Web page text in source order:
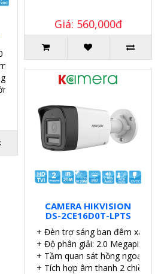
dẫn, Ốc vít tắc kê.
Giá: 560,000đ
CAMERA HIKVISION
DS-2CE16D0T-LPTS
+ Đèn trợ sáng ban đêm xa
+ Độ phân giải: 2.0 Megapixel.
+ Tầm quan sát hồng ngoại:
+ Tích hợp âm thanh 2 chiều.